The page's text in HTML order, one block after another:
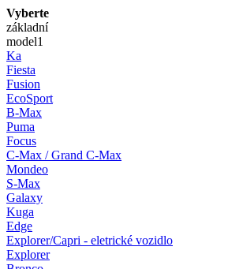
Vyberte
základní
model1
Ka
Fiesta
Fusion
EcoSport
B-Max
Puma
Focus
C-Max / Grand C-Max
Mondeo
S-Max
Galaxy
Kuga
Edge
Explorer/Capri - eletrické vozidlo
Explorer